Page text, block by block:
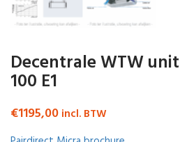
Decentrale WTW
100 E1
€1195,00 incl. BTW